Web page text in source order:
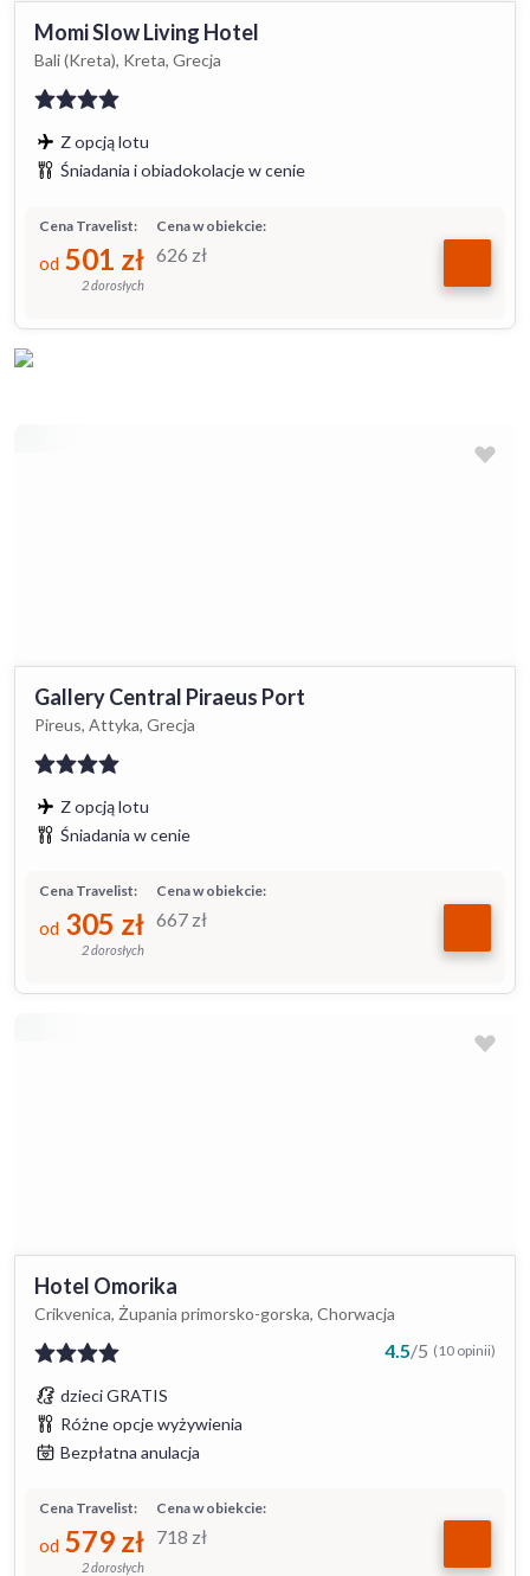
Momi Slow Living Hotel
Bali (Kreta), Kreta, Grecja
Z opcją lotu
Śniadania i obiadokolacje w cenie
Cena w obiekcie:
626 zł
Cena Travelist:
od 501 zł
2 dorosłych
Gallery Central Piraeus Port
Pireus, Attyka, Grecja
Z opcją lotu
Śniadania w cenie
Cena w obiekcie:
667 zł
Cena Travelist:
od 305 zł
2 dorosłych
Hotel Omorika
Crikvenica, Żupania primorsko-gorska, Chorwacja
4.5/5 (10 opinii)
dzieci GRATIS
Różne opcje wyżywienia
Bezpłatna anulacja
Cena w obiekcie:
718 zł
Cena Travelist:
od 579 zł
2 dorosłych